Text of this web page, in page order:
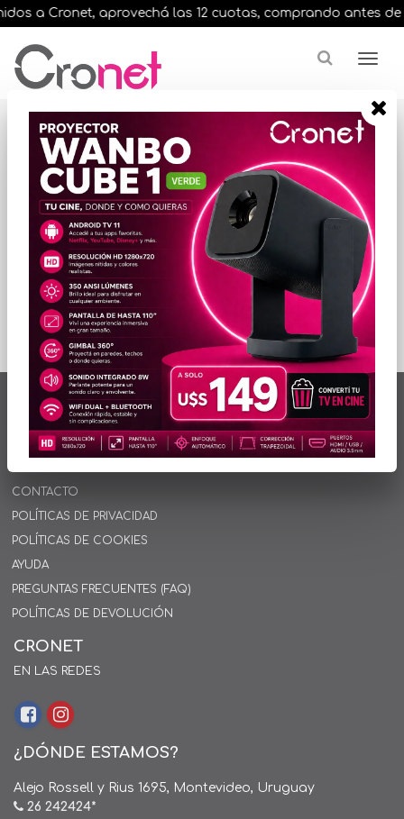
a Cronet, aprovechá las 12 cuotas, comprando antes de
Resultados para "vintage st64 wi"
ORDENAR POR PRECIO
No hay productos
que mostrar...
artículos en total
INFORMACIÓN
INICIO
CONTACTO
POLÍTICAS DE PRIVACIDAD
POLÍTICAS DE COOKIES
AYUDA
PREGUNTAS FRECUENTES (FAQ)
POLÍTICAS DE DEVOLUCIÓN
CRONET
EN LAS REDES
¿DÓNDE ESTAMOS?
Alejo Rossell y Rius 1695, Montevideo, Uruguay
26 242424*